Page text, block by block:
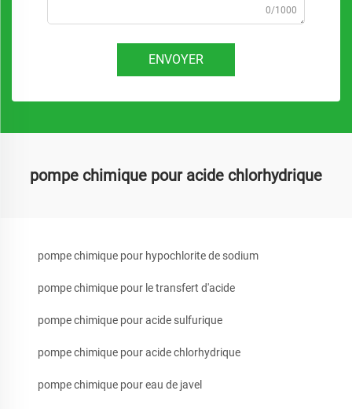
0/1000
ENVOYER
pompe chimique pour acide chlorhydrique
pompe chimique pour hypochlorite de sodium
pompe chimique pour le transfert d'acide
pompe chimique pour acide sulfurique
pompe chimique pour acide chlorhydrique
pompe chimique pour eau de javel